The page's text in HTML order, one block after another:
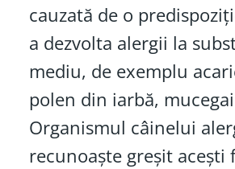
cauzată de o
a dezvolta alergii la
mediu, de exemplu
polen din iarbă,
Organismul câinelui
recunoaște greșit acești